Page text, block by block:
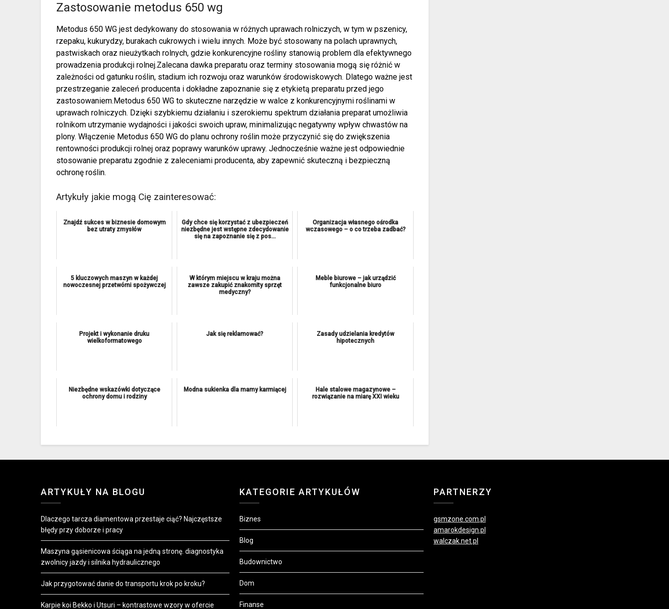
Zastosowanie metodus 650 wg
Metodus 650 WG jest dedykowany do stosowania w różnych uprawach rolniczych, w tym w pszenicy,
rzepaku, kukurydzy, burakach cukrowych i wielu innych. Może być stosowany na polach uprawnych,
pastwiskach oraz nieużytkach rolnych, gdzie konkurencyjne rośliny stanowią problem dla efektywnego
prowadzenia produkcji rolnej.Zalecana dawka preparatu oraz terminy stosowania mogą się różnić w
zależności od gatunku roślin, stadium ich rozwoju oraz warunków środowiskowych. Dlatego ważne jest
przestrzeganie zaleceń producenta i dokładne zapoznanie się z etykietą preparatu przed jego
zastosowaniem.Metodus 650 WG to skuteczne narzędzie w walce z konkurencyjnymi roślinami w
uprawach rolniczych. Dzięki szybkiemu działaniu i szerokiemu spektrum działania preparat umożliwia
rolnikom utrzymanie wydajności i jakości swoich upraw, minimalizując negatywny wpływ chwastów na
plony. Włączenie Metodus 650 WG do planu ochrony roślin może przyczynić się do zwiększenia
rentowności produkcji rolnej oraz poprawy warunków uprawy. Jednocześnie ważne jest odpowiednie
stosowanie preparatu zgodnie z zaleceniami producenta, aby zapewnić skuteczną i bezpieczną
ochronę roślin.
Artykuły jakie mogą Cię zainteresować:
Znajdź sukces w biznesie domowym
bez utraty zmysłów
Gdy chce się korzystać z ubezpieczeń
niezbędne jest wstępne zdecydowanie
się na zapoznanie się z pos...
Organizacja własnego ośrodka
wczasowego – o co trzeba zadbać?
5 kluczowych maszyn w każdej
nowoczesnej przetwórni spożywczej
W którym miejscu w kraju można
zawsze zakupić znakomity sprzęt
medyczny?
Meble biurowe – jak urządzić
funkcjonalne biuro
Projekt i wykonanie druku
wielkoformatowego
Jak się reklamować?
Zasady udzielania kredytów
hipotecznych
Niezbędne wskazówki dotyczące
ochrony domu i rodziny
Modna sukienka dla mamy karmiącej
Hale stalowe magazynowe –
rozwiązanie na miarę XXI wieku
ARTYKUŁY NA BLOGU
Dlaczego tarcza diamentowa przestaje ciąć? Najczęstsze
błędy przy doborze i pracy
Maszyna gąsienicowa ściąga na jedną stronę. diagnostyka
zwolnicy jazdy i silnika hydraulicznego
Jak przygotować danie do transportu krok po kroku?
Karpie koi Bekko i Utsuri – kontrastowe wzory w ofercie
KATEGORIE ARTYKUŁÓW
Biznes
Blog
Budownictwo
Dom
Finanse
PARTNERZY
gsmzone.com.pl
amarokdesign.pl
walczak.net.pl